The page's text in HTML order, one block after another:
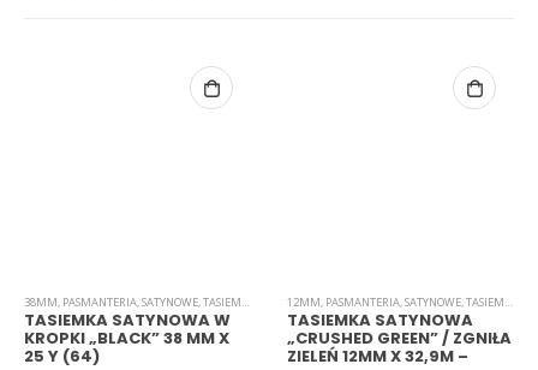
38MM, PASMANTERIA,SATYNOWE,TASIEMKI
TASIEMKA SATYNOWA W
KROPKI „BLACK” 38 MM X
25 Y (64)
12MM, PASMANTERIA,SATYNOWE,TASIEMKI
TASIEMKA SATYNOWA
„CRUSHED GREEN” / ZGNIŁA
ZIELEŃ 12MM X 32,9M –